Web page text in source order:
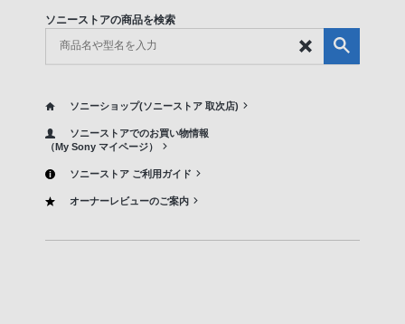
ソニーストアの商品を検索
ソニーショップ(ソニーストア 取次店)
ソニーストアでのお買い物情報
（My Sony マイページ）
ソニーストア ご利用ガイド
オーナーレビューのご案内